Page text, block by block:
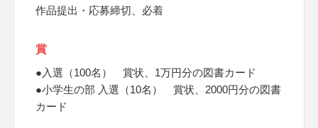
作品提出・応募締切、必着
賞
●入選（100名） 賞状、1万円分の図書カード
●小学生の部 入選（10名） 賞状、2000円分の図書
カード